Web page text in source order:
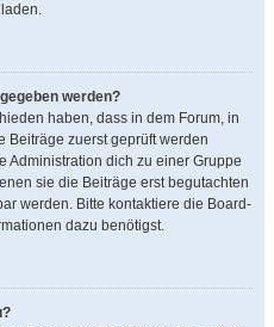
werden?
haben, dass in dem Forum, in
Beiträge zuerst geprüft werden
Administration dich zu einer Gruppe
sie die Beiträge erst begutachten
werden. Bitte kontaktiere die Board-
dazu benötigst.